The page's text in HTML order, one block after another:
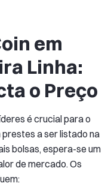
em
Linha:
o Preço
é crucial para o
prestes a ser listado na
bolsas, espera-se um
de mercado. Os